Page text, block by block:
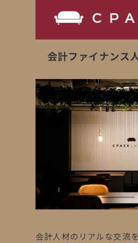
会計ファイナンス
会計人材のリアルな交流